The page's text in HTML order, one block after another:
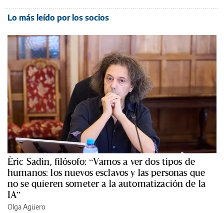
Lo más leído por los socios
Èric Sadin, filósofo: “Vamos a ver dos tipos de
humanos: los nuevos esclavos y las personas que
no se quieren someter a la automatización de la
IA”
Olga Agüero